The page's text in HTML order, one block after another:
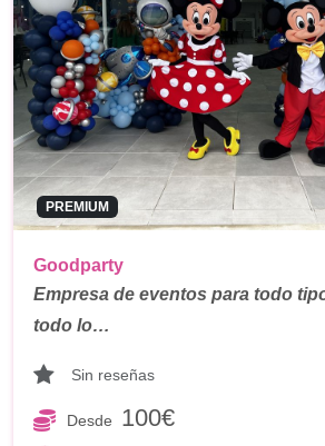
PREMIUM
Goodparty
Empresa de eventos para todo
todo lo…
Sin reseñas
Desde 100€